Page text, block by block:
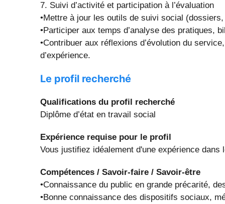
7. Suivi d’activité et participation à l’évaluation
•Mettre à jour les outils de suivi social
•Participer aux temps d’analyse des pratiques,
•Contribuer aux réflexions d’évolution du
d’expérience.
Le profil recherché
Qualifications du profil recherché
Diplôme d’état en travail social
Expérience requise pour le profil
Vous justifiez idéalement d'une expérience
Compétences / Savoir-faire / Savoir-être
•Connaissance du public en grande précarité,
•Bonne connaissance des dispositifs sociaux,